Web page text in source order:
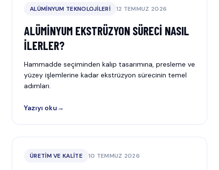
ALÜMINYUM TEKNOLOJILERI 12 TEMMUZ 2026
ALÜMINYUM EKSTRÜZYON SÜRECI NASIL
İLERLER?
Hammadde seçiminden kalıp tasarımına, presleme ve
yüzey işlemlerine kadar ekstrüzyon sürecinin temel
adımları.
Yazıyı oku→
ÜRETIM VE KALITE 10 TEMMUZ 2026